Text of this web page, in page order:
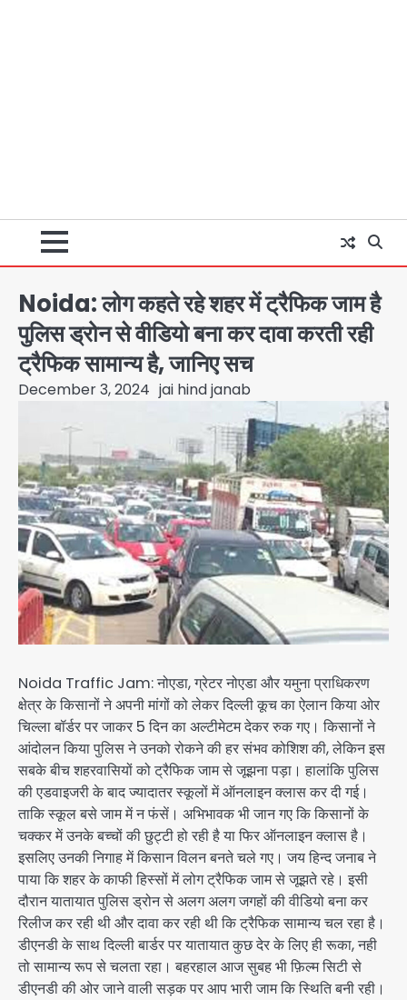
Noida: लोग कहते रहे शहर में ट्रैफिक जाम है
पुलिस ड्रोन से वीडियो बना कर दावा करती रही
ट्रैफिक सामान्य है, जानिए सच
December 3, 2024 jai hind janab
Noida Traffic Jam: नोएडा, ग्रेटर नोएडा और यमुना प्राधिकरण
क्षेत्र के किसानों ने अपनी मांगों को लेकर दिल्ली कूच का ऐलान किया ओर
चिल्ला बॉर्डर पर जाकर 5 दिन का अल्टीमेटम देकर रुक गए। किसानों ने
आंदोलन किया पुलिस ने उनको रोकने की हर संभव कोशिश की, लेकिन इस
सबके बीच शहरवासियों को ट्रैफिक जाम से जूझना पड़ा। हालांकि पुलिस
की एडवाइजरी के बाद ज्यादातर स्कूलों में ऑनलाइन क्लास कर दी गई।
ताकि स्कूल बसे जाम में न फंसें। अभिभावक भी जान गए कि किसानों के
चक्कर में उनके बच्चों की छुट्टी हो रही है या फिर ऑनलाइन क्लास है।
इसलिए उनकी निगाह में किसान विलन बनते चले गए। जय हिन्द जनाब ने
पाया कि शहर के काफी हिस्सों में लोग ट्रैफिक जाम से जूझते रहे। इसी
दौरान यातायात पुलिस ड्रोन से अलग अलग जगहों की वीडियो बना कर
रिलीज कर रही थी और दावा कर रही थी कि ट्रैफिक सामान्य चल रहा है।
डीएनडी के साथ दिल्ली बार्डर पर यातायात कुछ देर के लिए ही रूका, नही
तो सामान्य रूप से चलता रहा। बहरहाल आज सुबह भी फ़िल्म सिटी से
डीएनडी की ओर जाने वाली सड़क पर आप भारी जाम कि स्थिति बनी रही।